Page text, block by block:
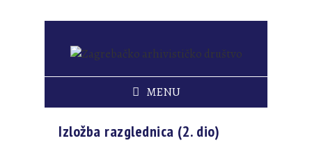
MENU
Izložba razglednica (2. dio)